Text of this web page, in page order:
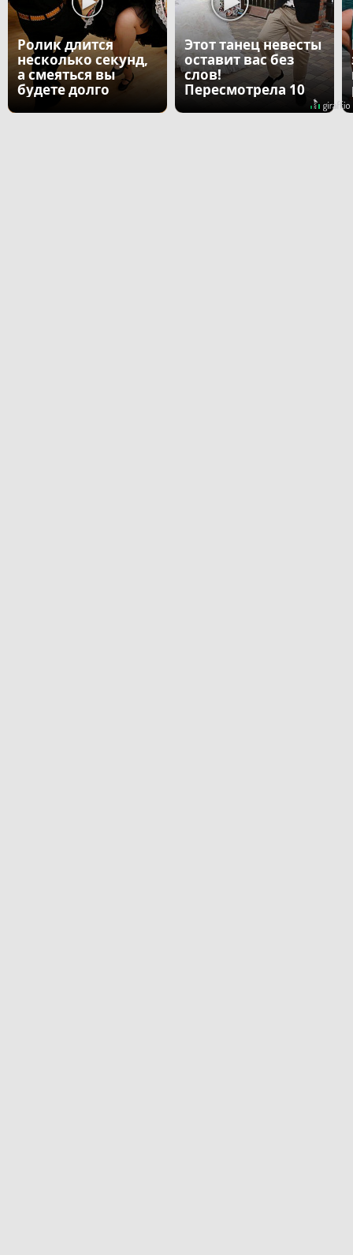
Ролик длится
несколько секунд,
а смеяться вы
будете долго
Этот танец невесты
оставит вас без
слов!
Пересмотрела 10